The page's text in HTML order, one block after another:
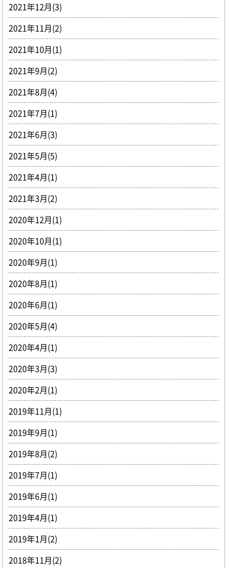
2021年12月(3)
2021年11月(2)
2021年10月(1)
2021年9月(2)
2021年8月(4)
2021年7月(1)
2021年6月(3)
2021年5月(5)
2021年4月(1)
2021年3月(2)
2020年12月(1)
2020年10月(1)
2020年9月(1)
2020年8月(1)
2020年6月(1)
2020年5月(4)
2020年4月(1)
2020年3月(3)
2020年2月(1)
2019年11月(1)
2019年9月(1)
2019年8月(2)
2019年7月(1)
2019年6月(1)
2019年4月(1)
2019年1月(2)
2018年11月(2)